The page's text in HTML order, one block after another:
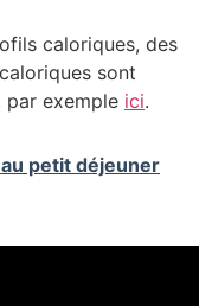
caloriques, des
sont
par exemple ici.
petit déjeuner